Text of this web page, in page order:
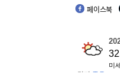
페이스북